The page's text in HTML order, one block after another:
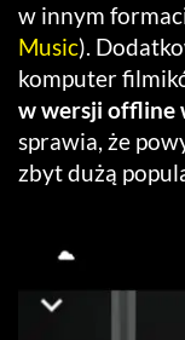
w innym
Music).
komputer
w wersji offline
sprawia, że
zbyt dużą